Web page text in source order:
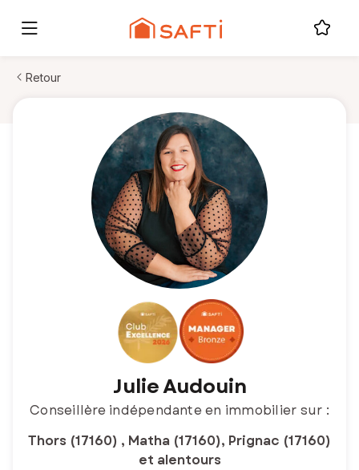
Retour
Julie Audouin
Conseillère indépendante en immobilier sur :
Thors (17160) , Matha (17160), Prignac (17160)
et alentours